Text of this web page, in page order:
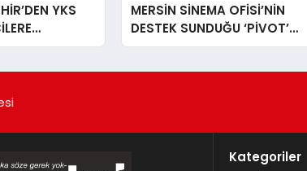
YKS
MERSİN SİNEMA OFİSİ’NİN
DESTEK SUNDUĞU ‘PİVOT’
FİLMİNİN ÇEKİMLERİ
Kategoriler